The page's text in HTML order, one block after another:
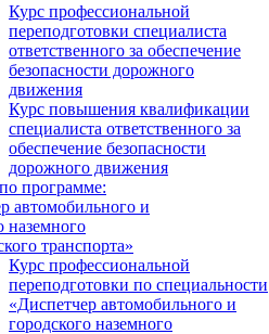
Курс профессиональной
переподготовки специалиста
ответственного за обеспечение
безопасности дорожного
движения
Курс повышения квалификации
специалиста ответственного за
обеспечение безопасности
дорожного движения
программе:
автомобильного и
наземного
транспорта»
Курс профессиональной
переподготовки по специальности
«Диспетчер автомобильного и
городского наземного